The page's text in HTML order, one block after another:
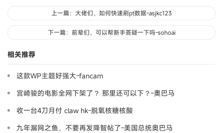
上一篇：大佬们，如何快速刷pt数据-asjkc123
下一篇：前辈们，可以帮新手答疑一下吗-sohoai
相关推荐
这款WP主题好强大-fancam
宫崎骏的电影全网下架了？ 那里还可以下？-奧巴马
收一台4刀月付 claw hk-脱氧核糖核酸
九年漏网之鱼，不要再发降智帖了-美国总统奥巴马